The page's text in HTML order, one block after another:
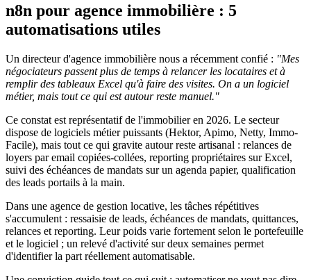
n8n pour agence immobilière : 5
automatisations utiles
Un directeur d'agence immobilière nous a récemment confié : "Mes
négociateurs passent plus de temps à relancer les locataires et à
remplir des tableaux Excel qu'à faire des visites. On a un logiciel
métier, mais tout ce qui est autour reste manuel."
Ce constat est représentatif de l'immobilier en 2026. Le secteur
dispose de logiciels métier puissants (Hektor, Apimo, Netty, Immo-
Facile), mais tout ce qui gravite autour reste artisanal : relances de
loyers par email copiées-collées, reporting propriétaires sur Excel,
suivi des échéances de mandats sur un agenda papier, qualification
des leads portails à la main.
Dans une agence de gestion locative, les tâches répétitives
s'accumulent : ressaisie de leads, échéances de mandats, quittances,
relances et reporting. Leur poids varie fortement selon le portefeuille
et le logiciel ; un relevé d'activité sur deux semaines permet
d'identifier la part réellement automatisable.